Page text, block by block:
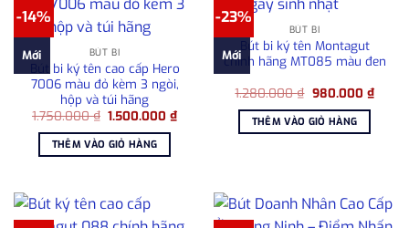
-14%
Mới BÚT BI
Bút bi ký tên cao cấp Hero
7006 màu đỏ kèm 3 ngòi,
hộp và túi hãng
1.750.000₫ Giá
là:
1.750.000 ₫.
1.500.000₫Giá
hiện
THÊM VÀO GIỎ HÀNG
-23%
Mới
BÚT BI
Bút bi ký tên Montagut
chính hãng MT085 màu đen
1.280.000₫ Giá
là:
1.280.000 ₫.
980.000 ₫Giá
hiện
THÊM VÀO GIỎ HÀNG